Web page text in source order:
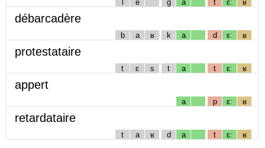
l e g a t ɛː ʁ
débarcadère
b a ʁ k a d ɛː ʁ
protestataire
t ɛ s t a t ɛː ʁ
appert
a p ɛː ʁ
retardataire
t a ʁ d a t ɛː ʁ